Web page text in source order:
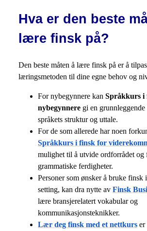
Hva er den beste
lære finsk på?
Den beste måten å lære finsk på er å
læringsmetoden til dine egne behov og
For nybegynnere kan Språkkurs i
nybegynnere gi en grunnleggende
språkets struktur og uttale.
For de som allerede har noen
Språkkurs i finsk for
mulighet til å utvide ordforrådet og
grammatiske ferdigheter.
Personer som ønsker å bruke finsk
setting, kan dra nytte av Finsk
lære bransjerelatert vokabular og
kommunikasjonsteknikker.
Lær deg finsk med et nettkurs er